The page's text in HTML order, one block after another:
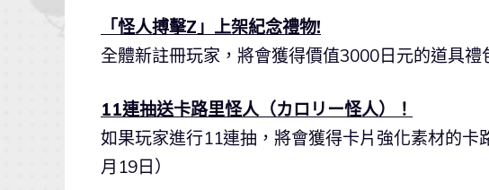
「怪人搏擊Z」上架紀念禮物!
全體新註冊玩家，將會獲得價值3000日元的道具禮
11連抽送卡路里怪人（カロリー怪人）！
如果玩家進行11連抽，將會獲得卡片強化素材的
月19日）